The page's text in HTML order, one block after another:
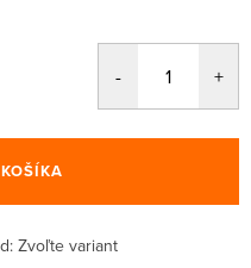
Zvoľte variant